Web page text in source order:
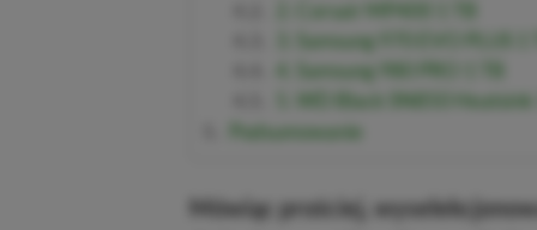
3. Samsung 970 EVO PLUS 1
Mówiąc prościej,